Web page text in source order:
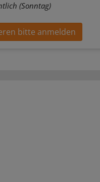
(Sonntag)
bitte anmelden